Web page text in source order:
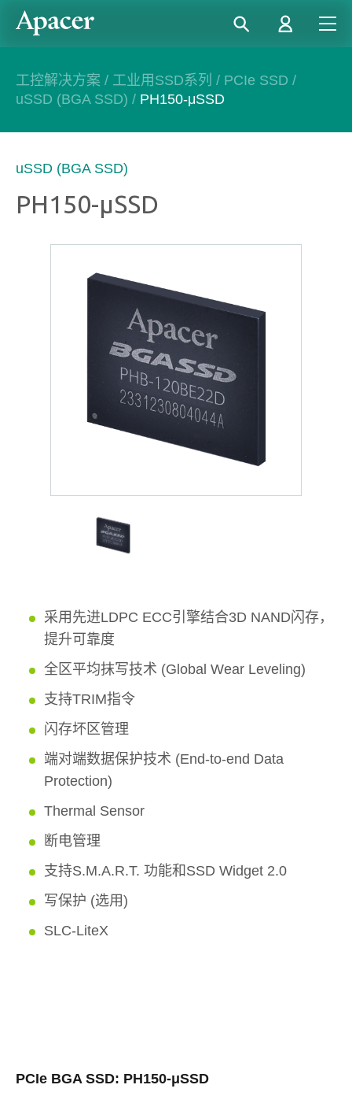
工控解决方案 / 工业用SSD系列 / PCIe SSD /
uSSD (BGA SSD) / PH150-μSSD
uSSD (BGA SSD)
PH150-μSSD
采用先进LDPC ECC引擎结合3D NAND闪存，
提升可靠度
全区平均抹写技术 (Global Wear Leveling)
支持TRIM指令
闪存坏区管理
端对端数据保护技术 (End-to-end Data
Protection)
Thermal Sensor
断电管理
支持S.M.A.R.T. 功能和SSD Widget 2.0
写保护 (选用)
SLC-LiteX
PCIe BGA SSD: PH150-μSSD